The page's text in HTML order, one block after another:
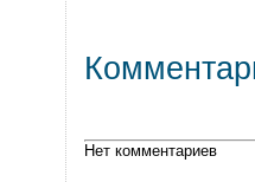
Нет комментариев